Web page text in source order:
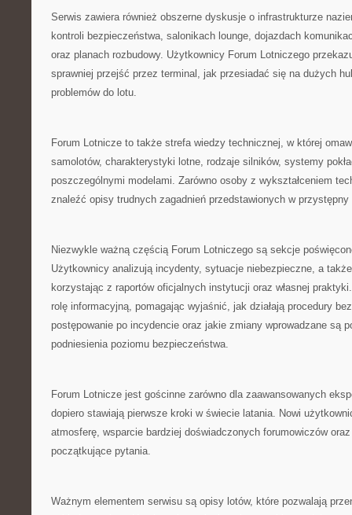
Serwis zawiera również obszerne dyskusje o infrastrukturze
kontroli bezpieczeństwa, salonikach lounge, dojazdach
oraz planach rozbudowy. Użytkownicy Forum Lotniczego
sprawniej przejść przez terminal, jak przesiadać się na dużych
problemów do lotu.
Forum Lotnicze to także strefa wiedzy technicznej, w której
samolotów, charakterystyki lotne, rodzaje silników, systemy
poszczególnymi modelami. Zarówno osoby z wykształceniem
znaleźć opisy trudnych zagadnień przedstawionych w przystępny
Niezwykle ważną częścią Forum Lotniczego są sekcje
Użytkownicy analizują incydenty, sytuacje niebezpieczne, a
korzystając z raportów oficjalnych instytucji oraz własnej
rolę informacyjną, pomagając wyjaśnić, jak działają procedury
postępowanie po incydencie oraz jakie zmiany wprowadzane są
podniesienia poziomu bezpieczeństwa.
Forum Lotnicze jest gościnne zarówno dla zaawansowanych
dopiero stawiają pierwsze kroki w świecie latania. Nowi
atmosferę, wsparcie bardziej doświadczonych forumowiczów
początkujące pytania.
Ważnym elementem serwisu są opisy lotów, które pozwalają